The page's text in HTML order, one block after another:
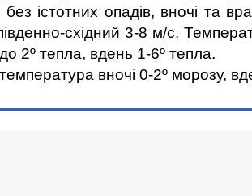
істотних опадів, вночі та
східний 3-8 м/с.
2º тепла, вдень 1-6º тепла.
вночі 0-2º морозу,